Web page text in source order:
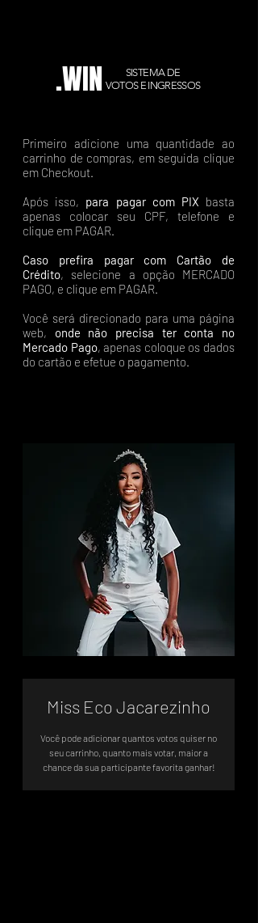
.WIN
SISTEMA DE
VOTOS E INGRESSOS
Primeiro adicione uma quantidade ao
carrinho de compras, em seguida clique
em Checkout.
Após isso, para pagar com PIX basta
apenas colocar seu CPF, telefone e
clique em PAGAR.
Caso prefira pagar com Cartão de
Crédito, selecione a opção MERCADO
PAGO, e clique em PAGAR.
Você será direcionado para uma página
web, onde não precisa ter conta no
Mercado Pago, apenas coloque os dados
do cartão e efetue o pagamento.
Miss Eco Jacarezinho
Você pode adicionar quantos votos quiser no
seu carrinho, quanto mais votar, maior a
chance da sua participante favorita ganhar!